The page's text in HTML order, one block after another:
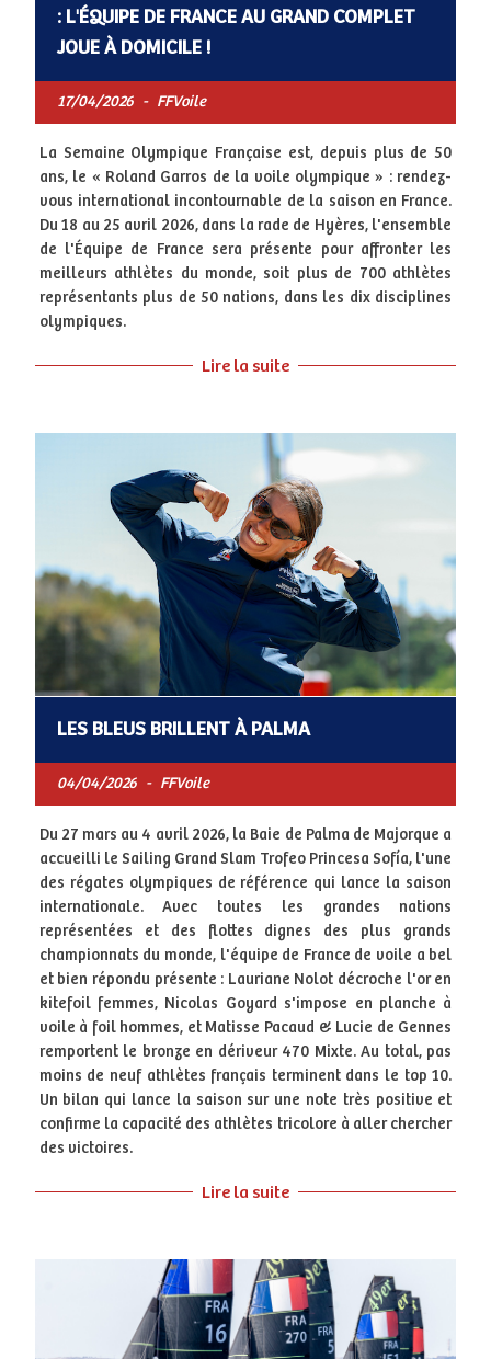
: L'ÉQUIPE DE FRANCE AU GRAND COMPLET
JOUE À DOMICILE !
17/04/2026 - FFVoile
La Semaine Olympique Française est, depuis plus de 50
ans, le « Roland Garros de la voile olympique » : rendez-
vous international incontournable de la saison en France.
Du 18 au 25 avril 2026, dans la rade de Hyères, l'ensemble
de l'Équipe de France sera présente pour affronter les
meilleurs athlètes du monde, soit plus de 700 athlètes
représentants plus de 50 nations, dans les dix disciplines
olympiques.
Lire la suite
LES BLEUS BRILLENT À PALMA
04/04/2026 - FFVoile
Du 27 mars au 4 avril 2026, la Baie de Palma de Majorque a
accueilli le Sailing Grand Slam Trofeo Princesa Sofía, l'une
des régates olympiques de référence qui lance la saison
internationale. Avec toutes les grandes nations
représentées et des flottes dignes des plus grands
championnats du monde, l'équipe de France de voile a bel
et bien répondu présente : Lauriane Nolot décroche l'or en
kitefoil femmes, Nicolas Goyard s'impose en planche à
voile à foil hommes, et Matisse Pacaud & Lucie de Gennes
remportent le bronze en dériveur 470 Mixte. Au total, pas
moins de neuf athlètes français terminent dans le top 10.
Un bilan qui lance la saison sur une note très positive et
confirme la capacité des athlètes tricolore à aller chercher
des victoires.
Lire la suite